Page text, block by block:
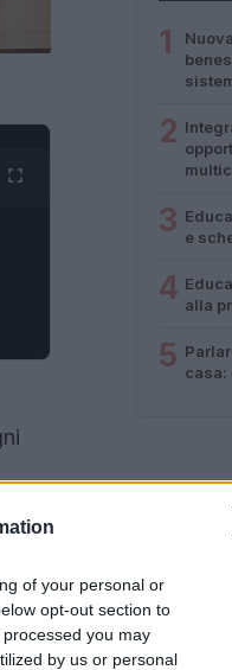
of your personal or
opt-out section to
you may
by us or personal
1
2
3 e
4 alla
5 casa: